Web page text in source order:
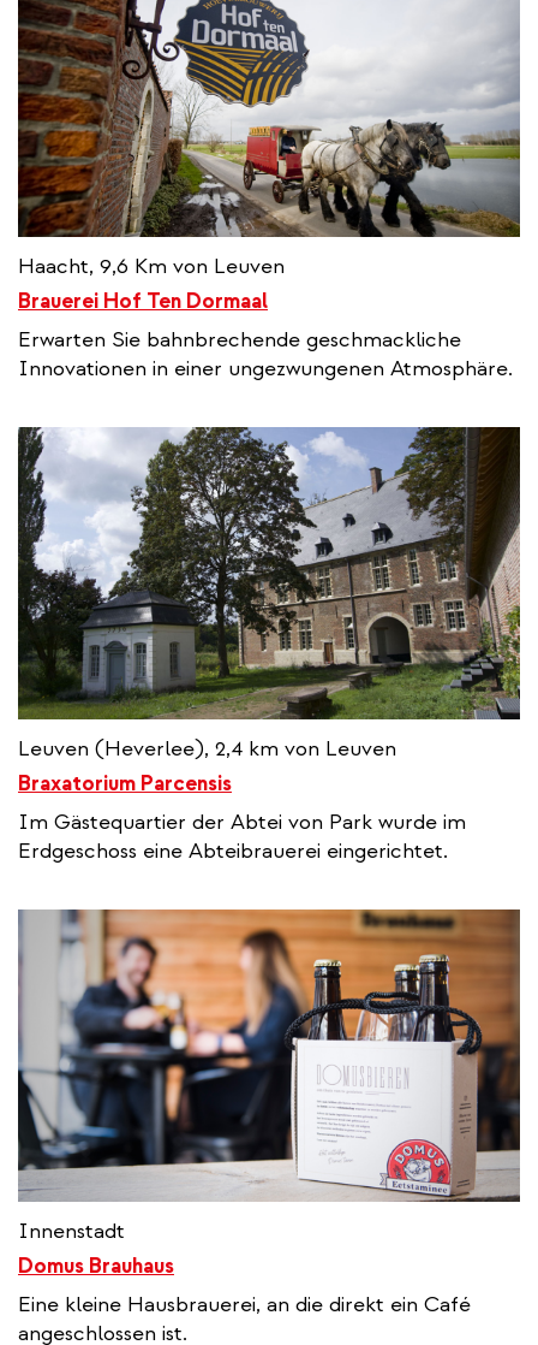
Haacht, 9,6 Km von Leuven
Brauerei Hof Ten Dormaal
Erwarten Sie bahnbrechende geschmackliche
Innovationen in einer ungezwungenen Atmosphäre.
Leuven (Heverlee), 2,4 km von Leuven
Braxatorium Parcensis
Im Gästequartier der Abtei von Park wurde im
Erdgeschoss eine Abteibrauerei eingerichtet.
Innenstadt
Domus Brauhaus
Eine kleine Hausbrauerei, an die direkt ein Café
angeschlossen ist.